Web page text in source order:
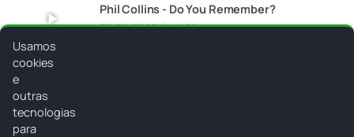
Phil Collins - Do You Remember?
05/06/2025 às 11:50
Usamos
cookies
e
outras
tecnologias
para